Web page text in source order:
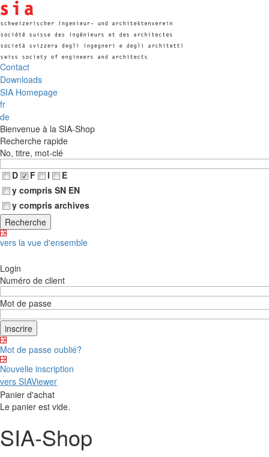
Contact
Downloads
SIA Homepage
fr
de
Bienvenue à la SIA-Shop
Recherche rapide
No, titre, mot-clé
D
F I
E
y compris SN EN
y compris archives
vers la vue d'ensemble
Login
Numéro de client
Mot de passe
Mot de passe oublié?
Nouvelle inscription
vers SIAViewer
Panier d'achat
Le panier est vide.
SIA-Shop